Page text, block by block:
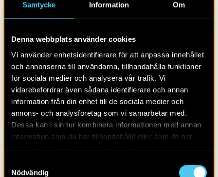
Samtycke Information Om
Denna webbplats använder cookies
Vi använder enhetsidentifierare för att anpassa innehållet
och annonserna till användarna, tillhandahålla funktioner
för sociala medier och analysera vår trafik. Vi
vidarebefordrar även sådana identifierare och annan
information från din enhet till de sociala medier och
annons- och analysföretag som vi samarbetar med.
Dessa kan i sin tur kombinera informationen med annan
information som du har tillhandahållit eller som de har
Nödvändig
RAPPORT 2015:93
Ett träföremål från en neolitisk vik